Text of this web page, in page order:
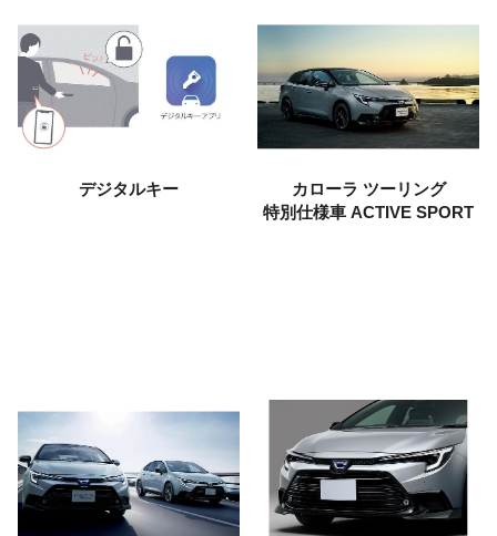
デジタルキー
カローラ ツーリング
特別仕様車 ACTIVE SPORT